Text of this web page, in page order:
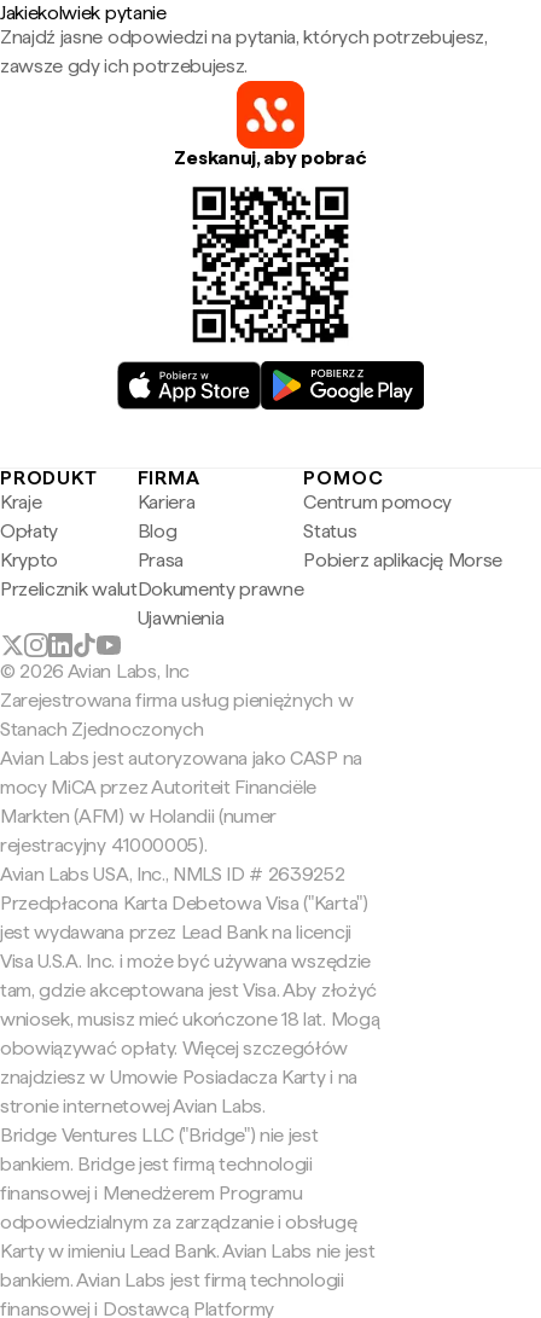
Jakiekolwiek pytanie
Znajdź jasne odpowiedzi na pytania, których potrzebujesz,
zawsze gdy ich potrzebujesz.
Zeskanuj, aby pobrać
PRODUKT
Kraje
Opłaty
Krypto
Przelicznik walut
FIRMA
Kariera
Blog
Prasa
Dokumenty prawne
Ujawnienia
POMOC
Centrum pomocy
Status
Pobierz aplikację Morse
© 2026 Avian Labs, Inc
Zarejestrowana firma usług pieniężnych w
Stanach Zjednoczonych
Avian Labs jest autoryzowana jako CASP na
mocy MiCA przez Autoriteit Financiële
Markten (AFM) w Holandii (numer
rejestracyjny 41000005).
Avian Labs USA, Inc., NMLS ID # 2639252
Przedpłacona Karta Debetowa Visa ("Karta")
jest wydawana przez Lead Bank na licencji
Visa U.S.A. Inc. i może być używana wszędzie
tam, gdzie akceptowana jest Visa. Aby złożyć
wniosek, musisz mieć ukończone 18 lat. Mogą
obowiązywać opłaty. Więcej szczegółów
znajdziesz w Umowie Posiadacza Karty i na
stronie internetowej Avian Labs.
Bridge Ventures LLC ("Bridge") nie jest
bankiem. Bridge jest firmą technologii
finansowej i Menedżerem Programu
odpowiedzialnym za zarządzanie i obsługę
Karty w imieniu Lead Bank. Avian Labs nie jest
bankiem. Avian Labs jest firmą technologii
finansowej i Dostawcą Platformy